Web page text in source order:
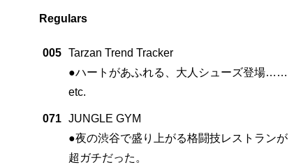
Regulars
005 Tarzan Trend Tracker
●ハートがあふれる、大人シューズ登場……
etc.
071 JUNGLE GYM
●夜の渋谷で盛り上がる格闘技レストランが
超ガチだった。